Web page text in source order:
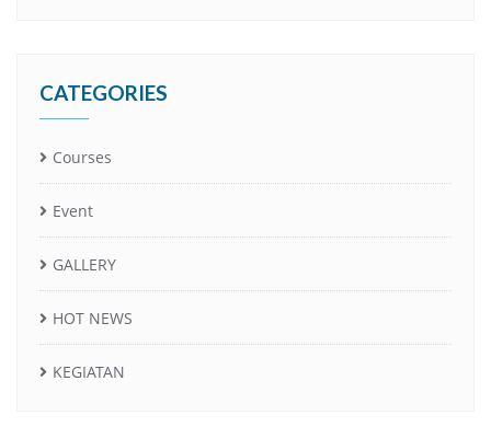
CATEGORIES
Courses
Event
GALLERY
HOT NEWS
KEGIATAN